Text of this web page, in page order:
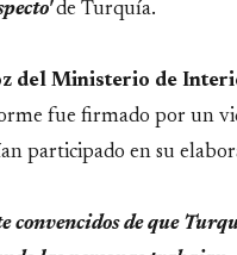
de Turquía.
del Ministerio de
fue firmado por un
participado en su
convencidos de que